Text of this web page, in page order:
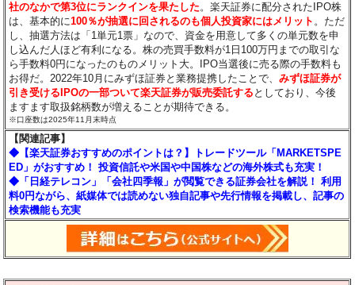
社のなかで第3位にランクインを果たした。楽天証券に配分されたIPO株
は、基本的に100％が抽選に回されるのも個人投資家にはメリット 。ただ
し、抽選方法は「1単元1票」なので、資金を用意して多くの単元数を申
し込んだ人ほど有利になる。株の売買手数料が1日100万円までの取引な
ら手数料0円になったのものメリット大。IPO当選後に売る際の手数料も
お得だ。2022年10月にみずほ証券と業務提携したことで、みずほ証券が
引き受けるIPOの一部ついて楽天証券が販売委託する としており、今後
ますます取扱銘柄数が増えることが期待できる。
※口座数は2025年11月末時点
【関連記事】
◆【楽天証券おすすめのポイントは？】トレードツール「MARKETSPE
ED」がおすすめ！ 投資信託や米国や中国株などの海外株式も充実！
◆「日経テレコン」「会社四季報」が閲覧できる証券会社を解説！ 利用
料0円ながら、紙媒体では読めない独自記事や先行情報を掲載し、記事の
検索機能も充実